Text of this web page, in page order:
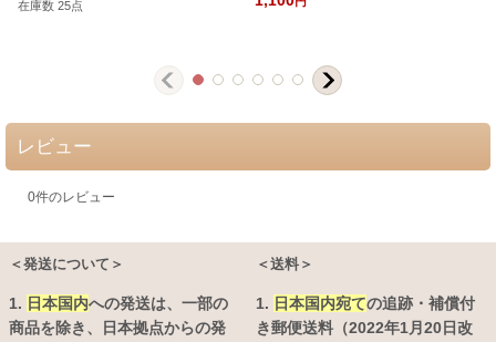
在庫数 25点
レビュー
0件のレビュー
＜発送について＞
1. 日本国内への発送は、 一部の
商品を除き、日本拠点からの発
＜送料＞
1. 日本国内宛ての追跡・補償付
き郵便送料（2022年1月20日改